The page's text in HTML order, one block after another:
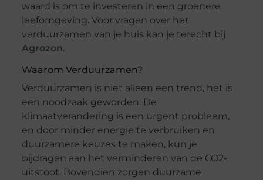
waard is om te investeren in een groenere
leefomgeving. Voor vragen over het
verduurzamen van je huis kan je terecht bij
Agrozon.
Waarom Verduurzamen?
Verduurzamen is niet alleen een trend, het is
een noodzaak geworden. De
klimaatverandering is een urgent probleem,
en door minder energie te verbruiken en
duurzamere keuzes te maken, kun je
bijdragen aan het verminderen van de CO2-
uitstoot. Bovendien zorgen duurzame